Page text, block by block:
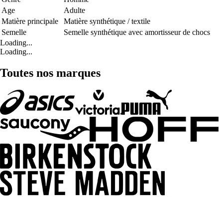
Age
Adulte
Matière principale
Matière synthétique / textile
Semelle
Semelle synthétique avec amortisseur de chocs
Loading...
Loading...
Toutes nos marques